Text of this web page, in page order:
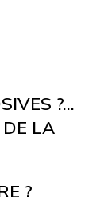
?...
LA
?